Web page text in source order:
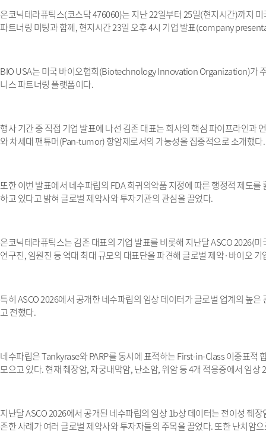
온코닉테라퓨틱스(코스닥476060)는 지난22일부터25일(현지시간)까지
파트너링 미팅과 함께,현지시간23일 오후4시 기업 발표(company
BIO USA는 미국 바이오협회(Biotechnology Innovation Organization)가
니스 파트너링 플랫폼이다.
행사 기간 중 직접 기업 발표에 나선 김존 대표는 회사의 핵심 파이프라인과
와 차세대 팬튜머(Pan-tumor)항암제로서의 가능성을 집중적으로 소개했다.
또한 이번 발표에서 네수파립의 FDA희귀의약품 지정에 따른 행정적 제도를
하고 있다고 밝혀 글로벌 제약사와 투자기관의 관심을 끌었다.
온코닉테라퓨틱스는 김존 대표의 기업 발표를 비롯해 지난달ASCO 2026(미
연구진,임원진 등 역대 최대 규모의 대표단을 파견해 글로벌 제약·바이오 기
특히ASCO 2026에서 공개한 네수파립의 임상 데이터가 글로벌 업계의 높
고 전했다.
네수파립은Tankyrase와PARP를 동시에 표적하는First-in-Class이중표적
모으고 있다.현재 췌장암,자궁내막암,난소암,위암 등4개 적응증에서 임상2
지난달ASCO 2026에서 공개된 네수파립의 임상1b상 데이터는 전이성 췌
존한 사례가 여러 글로벌 제약사와 투자자들의 주목을 끌었다.또한 난치암